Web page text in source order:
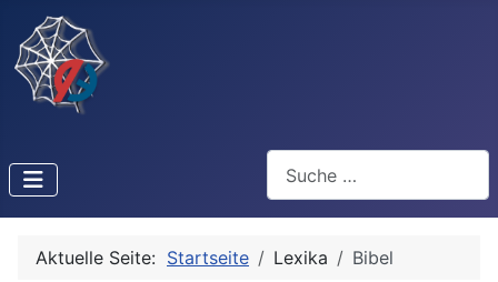
Aktuelle Seite: Startseite Lexika Bibel